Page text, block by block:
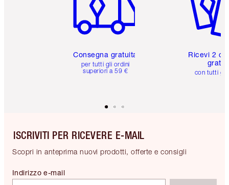
Consegna gratuita
per tutti gli ordini
superiori a 59 €
Ricevi 2
con tutti gli
ISCRIVITI PER RICEVERE E-MAIL
Scopri in anteprima nuovi prodotti, offerte e consigli
Indirizzo e-mail